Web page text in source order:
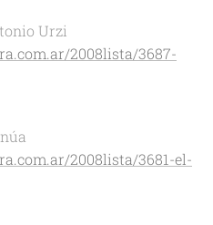
Urzi
2008lista/3687-
2008lista/3681-el-